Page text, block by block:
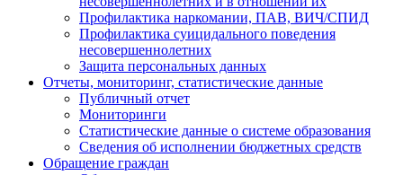
Профилактика наркомании, ПАВ, ВИЧ/СПИД
Профилактика суицидального поведения
несовершеннолетних
Защита персональных данных
Отчеты, мониторинг, статистические данные
Публичный отчет
Мониторинги
Статистические данные о системе образования
Сведения об исполнении бюджетных средств
Обращение граждан